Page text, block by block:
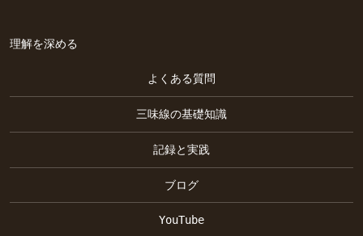
理解を深める
よくある質問
三味線の基礎知識
記録と実践
ブログ
YouTube